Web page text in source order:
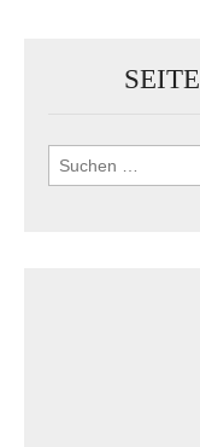
Suchen
nach: